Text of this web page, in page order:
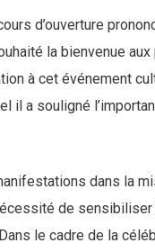
d’ouverture
la bienvenue
à cet événement
il a souligné
dans la
de
le cadre de la